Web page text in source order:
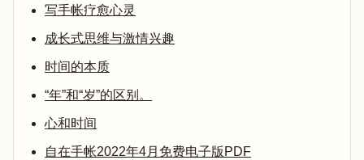
写手帐疗愈心灵
成长式思维与激情兴趣
时间的本质
“年”和“岁”的区别。
心和时间
自在手帐2022年4月免费电子版PDF